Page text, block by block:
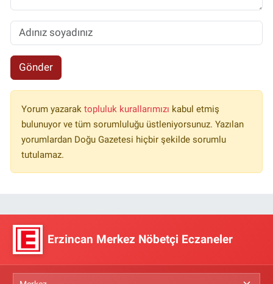
Gönder
Yorum yazarak topluluk kurallarımızı kabul etmiş
bulunuyor ve tüm sorumluluğu üstleniyorsunuz. Yazılan
yorumlardan Doğu Gazetesi hiçbir şekilde sorumlu
tutulamaz.
Erzincan Merkez Nöbetçi Eczaneler